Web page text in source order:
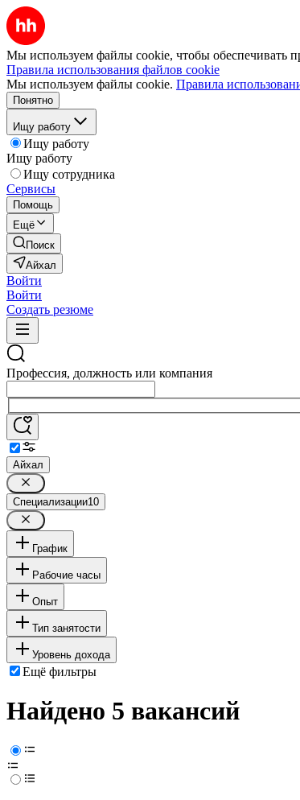
Мы используем файлы cookie, чтобы обеспечивать
Правила использования файлов cookie
Мы используем файлы cookie. Правила
Понятно
Ищу работу
Ищу работу
Ищу работу
Ищу сотрудника
Сервисы
Помощь
Ещё
Поиск
Айхал
Войти
Войти
Создать резюме
Профессия, должность или компания
Айхал
Специализации10
График
Рабочие часы
Опыт
Тип занятости
Уровень дохода
Ещё фильтры
Найдено 5 вакансий